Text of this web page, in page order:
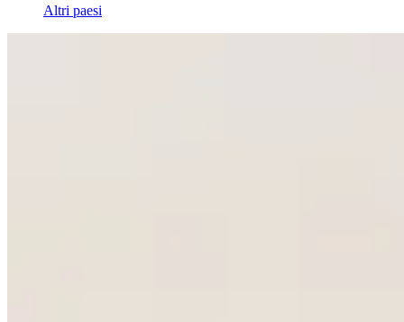
Altri paesi